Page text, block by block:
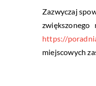
Zazwyczaj
https://
miejscowych